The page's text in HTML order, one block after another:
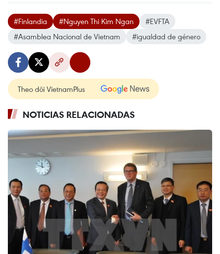
#Finlandia #Nguyen Thi Kim Ngan
#EVFTA
#Asamblea Nacional de Vietnam
#igualdad de género
Theo dõi VietnamPlus
NOTICIAS RELACIONADAS